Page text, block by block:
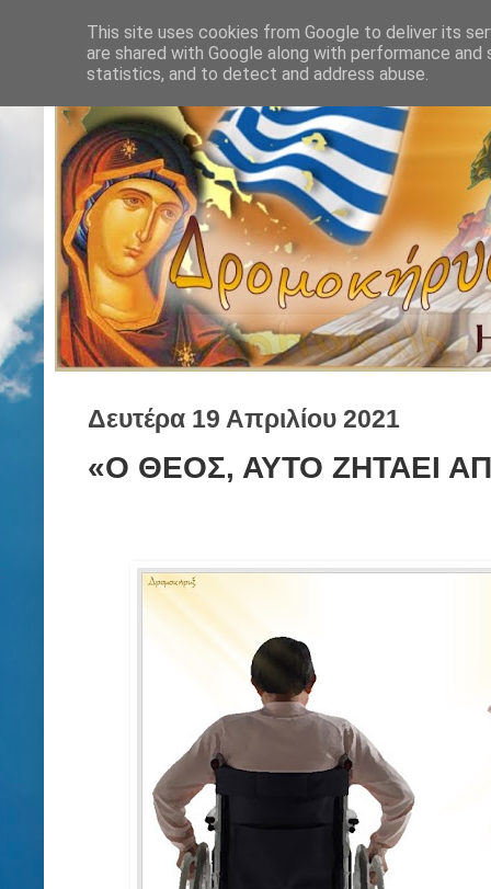
Δευτέρα 19 Απριλίου 2021
«Ο ΘΕΟΣ, ΑΥΤΟ ΖΗΤΑΕΙ
This site uses cookies from Google to deliver its
are shared with Google along with performance
statistics, and to detect and address abuse.